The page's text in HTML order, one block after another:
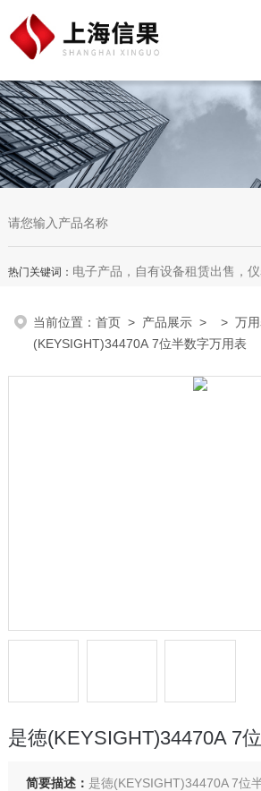
热门关键词： 电子产品，自有设备租赁出售，
当前位置：首页 > 产品展示 > >万
(KEYSIGHT)34470A 7位半数字万用表
是徳(KEYSIGHT)34470A 7
简要描述： 是徳(KEYSIGHT)34470A 7位